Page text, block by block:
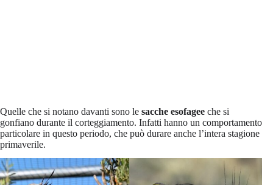
Quelle che si notano davanti sono le sacche esofagee che si
gonfiano durante il corteggiamento. Infatti hanno un comportamento
particolare in questo periodo, che può durare anche l’intera stagione
primaverile.